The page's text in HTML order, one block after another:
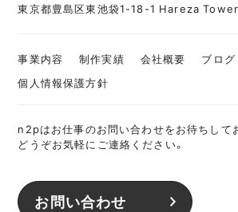
東京都豊島区東池袋1-18-1 Hareza
事業内容 制作実績 会社概要 ブログ
個人情報保護方針
n2pはお仕事のお問い合わせをお待ちして
どうぞお気軽にご連絡ください。
お問い合わせ